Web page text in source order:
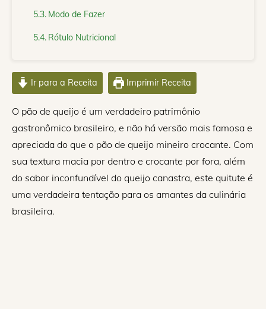
Modo de Fazer
Rótulo Nutricional
Ir para a Receita Imprimir Receita
O pão de queijo é um verdadeiro patrimônio
gastronômico brasileiro, e não há versão mais famosa e
apreciada do que o pão de queijo mineiro crocante. Com
sua textura macia por dentro e crocante por fora, além
do sabor inconfundível do queijo canastra, este quitute é
uma verdadeira tentação para os amantes da culinária
brasileira.